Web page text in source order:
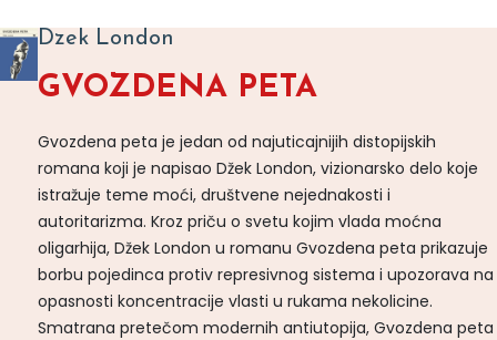
Dzek London
GVOZDENA PETA
Gvozdena peta je jedan od najuticajnijih distopijskih
romana koji je napisao Džek London, vizionarsko delo koje
istražuje teme moći, društvene nejednakosti i
autoritarizma. Kroz priču o svetu kojim vlada moćna
oligarhija, Džek London u romanu Gvozdena peta prikazuje
borbu pojedinca protiv represivnog sistema i upozorava na
opasnosti koncentracije vlasti u rukama nekolicine.
Smatrana pretečom modernih antiutopija, Gvozdena peta